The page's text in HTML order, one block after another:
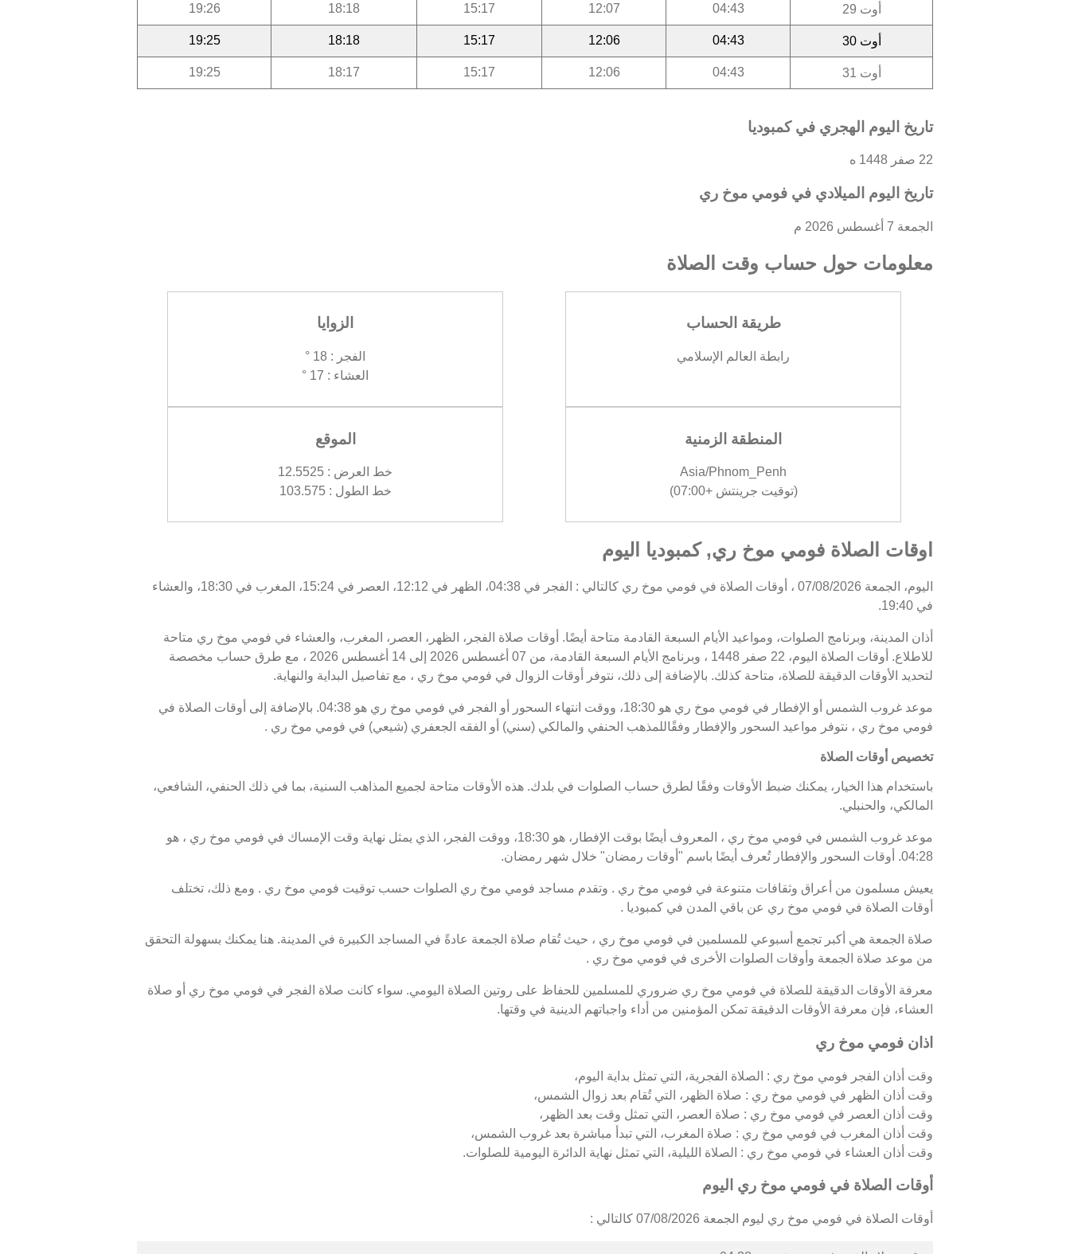
أوت 29 04:43
12:07
15:17
18:18
19:26
أوت 30 04:43
12:06
15:17
18:18
19:25
أوت 31 04:43
12:06
15:17
18:17
19:25
تاريخ اليوم الهجري في كمبوديا
22 صفر 1448 ه
تاريخ اليوم الميلادي في فومي موخ ري
الجمعة 7 أغسطس 2026 م
معلومات حول حساب وقت الصلاة
طريقة الحساب
رابطة العالم الإسلامي
الزوايا
الفجر : 18 °
العشاء : 17 °
المنطقة الزمنية
Asia/Phnom_Penh
(توقيت جرينتش +07:00)
الموقع
خط العرض : 12.5525
خط الطول : 103.575
اوقات الصلاة فومي موخ ري, كمبوديا اليوم
اليوم، الجمعة 07/08/2026 ، أوقات الصلاة في فومي موخ ري كالتالي : الفجر في 04:38، الظهر في 12:12، العصر في 15:24، المغرب في 18:30، والعشاء
في 19:40.
أذان المدينة، وبرنامج الصلوات، ومواعيد الأيام السبعة القادمة متاحة أيضًا. أوقات صلاة الفجر، الظهر، العصر، المغرب، والعشاء في فومي موخ ري متاحة
للاطلاع. أوقات الصلاة اليوم، 22 صفر 1448 ، وبرنامج الأيام السبعة القادمة، من 07 أغسطس 2026 إلى 14 أغسطس 2026 ، مع طرق حساب مخصصة
لتحديد الأوقات الدقيقة للصلاة، متاحة كذلك. بالإضافة إلى ذلك، نتوفر أوقات الزوال في فومي موخ ري ، مع تفاصيل البداية والنهاية.
موعد غروب الشمس أو الإفطار في فومي موخ ري هو 18:30، ووقت انتهاء السحور أو الفجر في فومي موخ ري هو 04:38. بالإضافة إلى أوقات الصلاة في
فومي موخ ري ، نتوفر مواعيد السحور والإفطار وفقًاللمذهب الحنفي والمالكي (سني) أو الفقه الجعفري (شيعي) في فومي موخ ري .
تخصيص أوقات الصلاة
باستخدام هذا الخيار، يمكنك ضبط الأوقات وفقًا لطرق حساب الصلوات في بلدك. هذه الأوقات متاحة لجميع المذاهب السنية، بما في ذلك الحنفي، الشافعي،
المالكي، والحنبلي.
موعد غروب الشمس في فومي موخ ري ، المعروف أيضًا بوقت الإفطار، هو 18:30، ووقت الفجر، الذي يمثل نهاية وقت الإمساك في فومي موخ ري ، هو
04:28. أوقات السحور والإفطار تُعرف أيضًا باسم "أوقات رمضان" خلال شهر رمضان.
يعيش مسلمون من أعراق وثقافات متنوعة في فومي موخ ري . وتقدم مساجد فومي موخ ري الصلوات حسب توقيت فومي موخ ري . ومع ذلك، تختلف
أوقات الصلاة في فومي موخ ري عن باقي المدن في كمبوديا .
صلاة الجمعة هي أكبر تجمع أسبوعي للمسلمين في فومي موخ ري ، حيث تُقام صلاة الجمعة عادةً في المساجد الكبيرة في المدينة. هنا يمكنك بسهولة التحقق
من موعد صلاة الجمعة وأوقات الصلوات الأخرى في فومي موخ ري .
معرفة الأوقات الدقيقة للصلاة في فومي موخ ري ضروري للمسلمين للحفاظ على روتين الصلاة اليومي. سواء كانت صلاة الفجر في فومي موخ ري أو صلاة
العشاء، فإن معرفة الأوقات الدقيقة تمكن المؤمنين من أداء واجباتهم الدينية في وقتها.
اذان فومي موخ ري
وقت أذان الفجر فومي موخ ري : الصلاة الفجرية، التي تمثل بداية اليوم،
وقت أذان الظهر في فومي موخ ري : صلاة الظهر، التي تُقام بعد زوال الشمس،
وقت أذان العصر في فومي موخ ري : صلاة العصر، التي تمثل وقت بعد الظهر،
وقت أذان المغرب في فومي موخ ري : صلاة المغرب، التي تبدأ مباشرة بعد غروب الشمس،
وقت أذان العشاء في فومي موخ ري : الصلاة الليلية، التي تمثل نهاية الدائرة اليومية للصلوات.
أوقات الصلاة في فومي موخ ري اليوم
أوقات الصلاة في فومي موخ ري ليوم الجمعة 07/08/2026 كالتالي :